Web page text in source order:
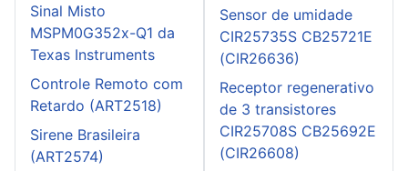
Sinal Misto
MSPM0G352x-Q1 da
Texas Instruments
Controle Remoto com
Retardo (ART2518)
Sirene Brasileira
(ART2574)
Sensor de umidade
CIR25735S CB25721E
(CIR26636)
Receptor regenerativo
de 3 transistores
CIR25708S CB25692E
(CIR26608)